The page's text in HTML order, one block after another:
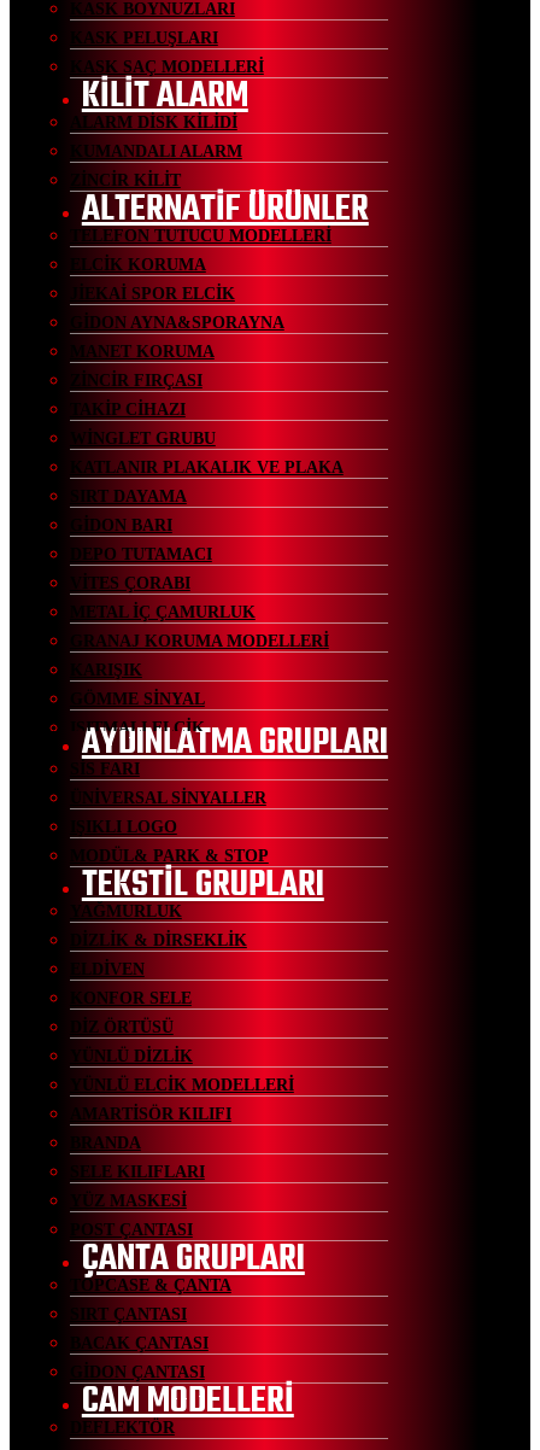
KASK BOYNUZLARI
KASK PELUŞLARI
KASK SAÇ MODELLERİ
KİLİT ALARM
ALARM DİSK KİLİDİ
KUMANDALI ALARM
ZİNCİR KİLİT
ALTERNATİF ÜRÜNLER
TELEFON TUTUCU MODELLERİ
ELCİK KORUMA
JİEKAİ SPOR ELCİK
GİDON AYNA&SPORAYNA
MANET KORUMA
ZİNCİR FIRÇASI
TAKİP CİHAZI
WİNGLET GRUBU
KATLANIR PLAKALIK VE PLAKA
SIRT DAYAMA
GİDON BARI
DEPO TUTAMACI
VİTES ÇORABI
METAL İÇ ÇAMURLUK
GRANAJ KORUMA MODELLERİ
KARIŞIK
GÖMME SİNYAL
ISITMALI ELCİK
AYDINLATMA GRUPLARI
SİS FARI
ÜNİVERSAL SİNYALLER
IŞIKLI LOGO
MODÜL& PARK & STOP
TEKSTİL GRUPLARI
YAĞMURLUK
DİZLİK & DİRSEKLİK
ELDİVEN
KONFOR SELE
DİZ ÖRTÜSÜ
YÜNLÜ DİZLİK
YÜNLÜ ELCİK MODELLERİ
AMARTİSÖR KILIFI
BRANDA
SELE KILIFLARI
YÜZ MASKESİ
POST ÇANTASI
ÇANTA GRUPLARI
TOPCASE & ÇANTA
SIRT ÇANTASI
BACAK ÇANTASI
GİDON ÇANTASI
CAM MODELLERİ
DEFLEKTÖR